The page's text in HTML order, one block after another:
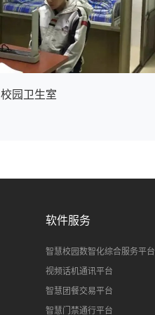
校园卫⽣室
软件服务
智慧校园数智化综合服务平台
视频话机通讯平台
智慧团餐交易平台
智慧门禁通行平台